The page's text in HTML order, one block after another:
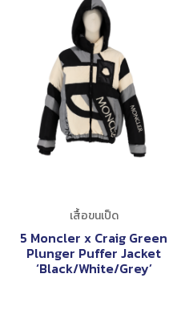
เสื้อขนเป็ด
5 Moncler x Craig Green
Plunger Puffer Jacket
‘Black/White/Grey’